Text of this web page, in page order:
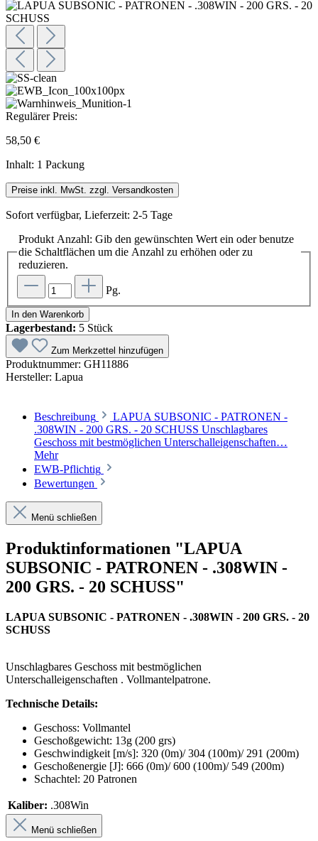
Regulärer Preis:
58,50 €
Inhalt: 1 Packung
Preise inkl. MwSt. zzgl. Versandkosten
Sofort verfügbar, Lieferzeit: 2-5 Tage
Produkt Anzahl: Gib den gewünschten Wert ein oder benutze
die Schaltflächen um die Anzahl zu erhöhen oder zu
reduzieren.
Pg.
In den Warenkorb
Lagerbestand: 5 Stück
Zum Merkzettel hinzufügen
Produktnummer: GH11886
Hersteller: Lapua
Beschreibung
LAPUA SUBSONIC - PATRONEN -
.308WIN - 200 GRS. - 20 SCHUSS Unschlagbares
Geschoss mit bestmöglichen Unterschalleigenschaften…
Mehr
EWB-Pflichtig
Bewertungen
Menü schließen
Produktinformationen "LAPUA
SUBSONIC - PATRONEN - .308WIN -
200 GRS. - 20 SCHUSS"
LAPUA SUBSONIC - PATRONEN - .308WIN - 200 GRS. - 20
SCHUSS
Unschlagbares Geschoss mit bestmöglichen
Unterschalleigenschaften . Vollmantelpatrone.
Technische Details:
Geschoss: Vollmantel
Geschoßgewicht: 13g (200 grs)
Geschwindigkeit [m/s]: 320 (0m)/ 304 (100m)/ 291 (200m)
Geschoßenergie [J]: 666 (0m)/ 600 (100m)/ 549 (200m)
Schachtel: 20 Patronen
Kaliber: .308Win
Menü schließen